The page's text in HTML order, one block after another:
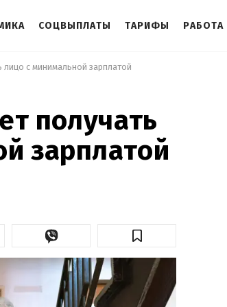
СОЦВЫПЛАТЫ ТАРИФЫ РАБОТА
с минимальной зарплатой
получать
зарплатой